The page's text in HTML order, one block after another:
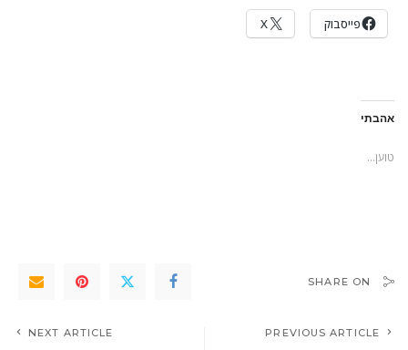
פייסבוק X
אהבתי
טוען...
SHARE ON
PREVIOUS ARTICLE
NEXT ARTICLE